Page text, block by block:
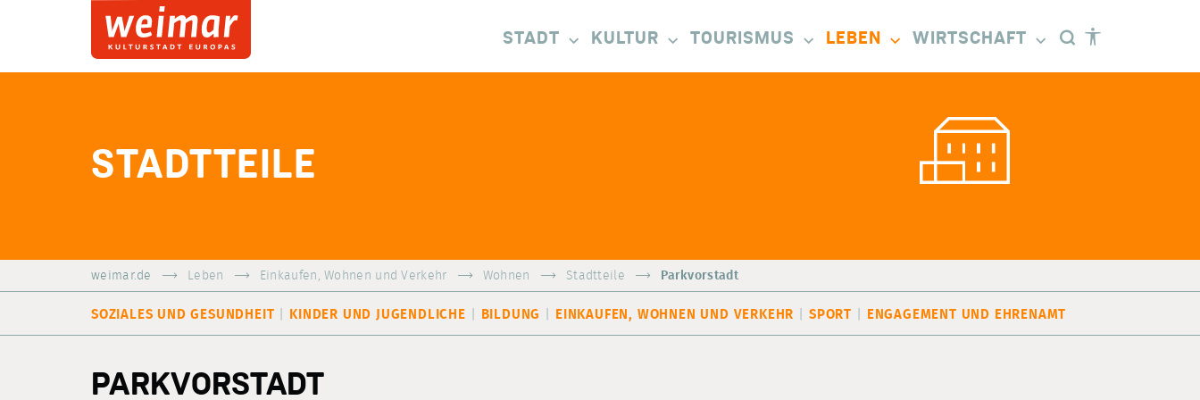
STADT KULTUR TOURISMUS LEBEN WIRTSCHAFT
STADTTEILE
weimar.de Leben Einkaufen, Wohnen und Verkehr Wohnen Stadtteile Parkvorstadt
SOZIALES UND GESUNDHEIT KINDER UND JUGENDLICHE BILDUNG EINKAUFEN, WOHNEN UND VERKEHR SPORT ENGAGEMENT UND EHRENAMT
PARKVORSTADT